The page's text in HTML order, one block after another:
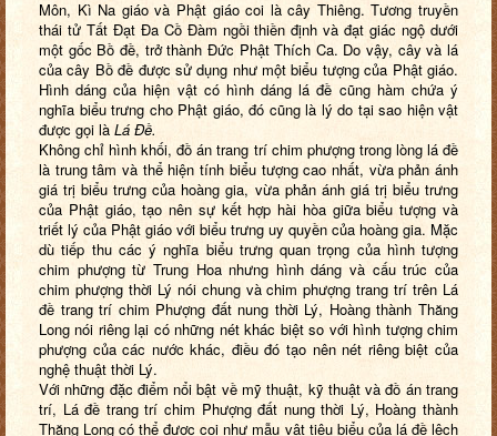
Môn, Kì Na giáo và Phật giáo coi là cây Thiêng. Tương truyền
thái tử Tất Đạt Đa Cồ Đàm ngồi thiền định và đạt giác ngộ dưới
một gốc Bồ đề, trở thành Đức Phật Thích Ca. Do vậy, cây và lá
của cây Bồ đề được sử dụng như một biểu tượng của Phật giáo.
Hình dáng của hiện vật có hình dáng lá đề cũng hàm chứa ý
nghĩa biểu trưng cho Phật giáo, đó cũng là lý do tại sao hiện vật
được gọi là Lá Đề.
Không chỉ hình khối, đồ án trang trí chim phượng trong lòng lá đề
là trung tâm và thể hiện tính biểu tượng cao nhất, vừa phản ánh
giá trị biểu trưng của hoàng gia, vừa phản ánh giá trị biểu trưng
của Phật giáo, tạo nên sự kết hợp hài hòa giữa biểu tượng và
triết lý của Phật giáo với biểu trưng uy quyền của hoàng gia. Mặc
dù tiếp thu các ý nghĩa biểu trưng quan trọng của hình tượng
chim phượng từ Trung Hoa nhưng hình dáng và cấu trúc của
chim phượng thời Lý nói chung và chim phượng trang trí trên Lá
đề trang trí chim Phượng đất nung thời Lý, Hoàng thành Thăng
Long nói riêng lại có những nét khác biệt so với hình tượng chim
phượng của các nước khác, điều đó tạo nên nét riêng biệt của
nghệ thuật thời Lý.
Với những đặc điểm nổi bật về mỹ thuật, kỹ thuật và đồ án trang
trí, Lá đề trang trí chim Phượng đất nung thời Lý, Hoàng thành
Thăng Long có thể được coi như mẫu vật tiêu biểu của lá đề lệch